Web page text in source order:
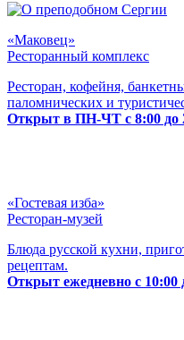
«Маковец»
Ресторанный комплекс
Ресторан, кофейня,
паломнических и
Открыт в ПН-ЧТ с 8:00 до
«Гостевая изба»
Ресторан-музей
Блюда русской кухни,
рецептам.
Открыт ежедневно с 10:00